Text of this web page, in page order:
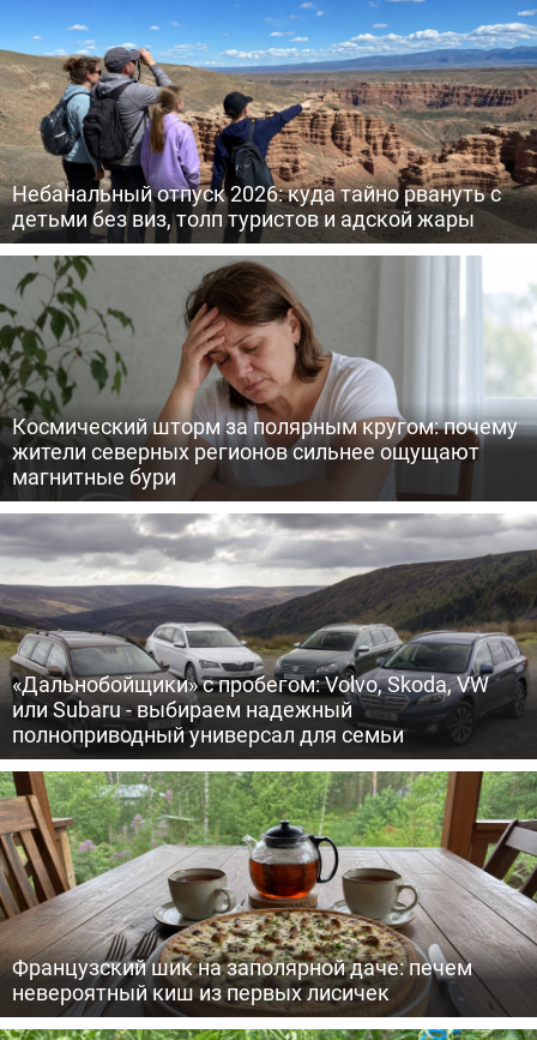
Небанальный отпуск 2026: куда тайно рвануть с
детьми без виз, толп туристов и адской жары
Космический шторм за полярным кругом: почему
жители северных регионов сильнее ощущают
магнитные бури
«Дальнобойщики» с пробегом: Volvo, Skoda, VW
или Subaru - выбираем надежный
полноприводный универсал для семьи
Французский шик на заполярной даче: печем
невероятный киш из первых лисичек